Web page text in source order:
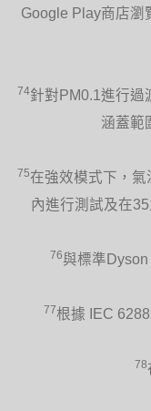
Google Play商店瀏
74針對PM0.1進行過
涵蓋範
75在強效模式下，
內進行測試及在
76與標準
77根據 IEC
78